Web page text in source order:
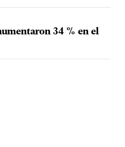
34 % en el